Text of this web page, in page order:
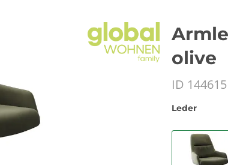
olive
ID 144615
Leder